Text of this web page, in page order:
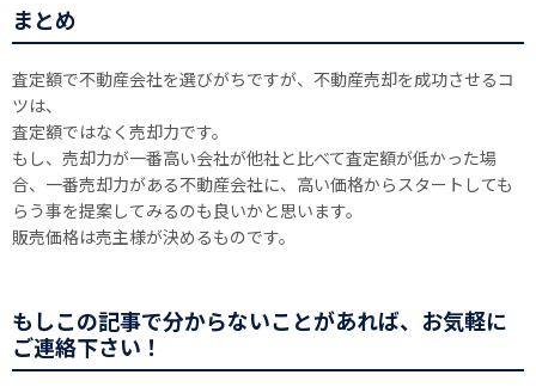
まとめ
査定額で不動産会社を選びがちですが、不動産売却を成功させるコ
ツは、
査定額ではなく売却力です。
もし、売却力が一番高い会社が他社と比べて査定額が低かった場
合、一番売却力がある不動産会社に、高い価格からスタートしても
らう事を提案してみるのも良いかと思います。
販売価格は売主様が決めるものです。
もしこの記事で分からないことがあれば、お気軽に
ご連絡下さい！